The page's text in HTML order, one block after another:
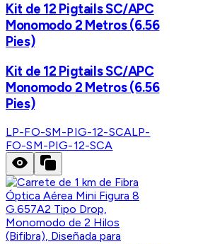
Kit de 12 Pigtails SC/APC
Monomodo 2 Metros (6.56
Pies)
Kit de 12 Pigtails SC/APC
Monomodo 2 Metros (6.56
Pies)
LP-FO-SM-PIG-12-SCALP-
FO-SM-PIG-12-SCA